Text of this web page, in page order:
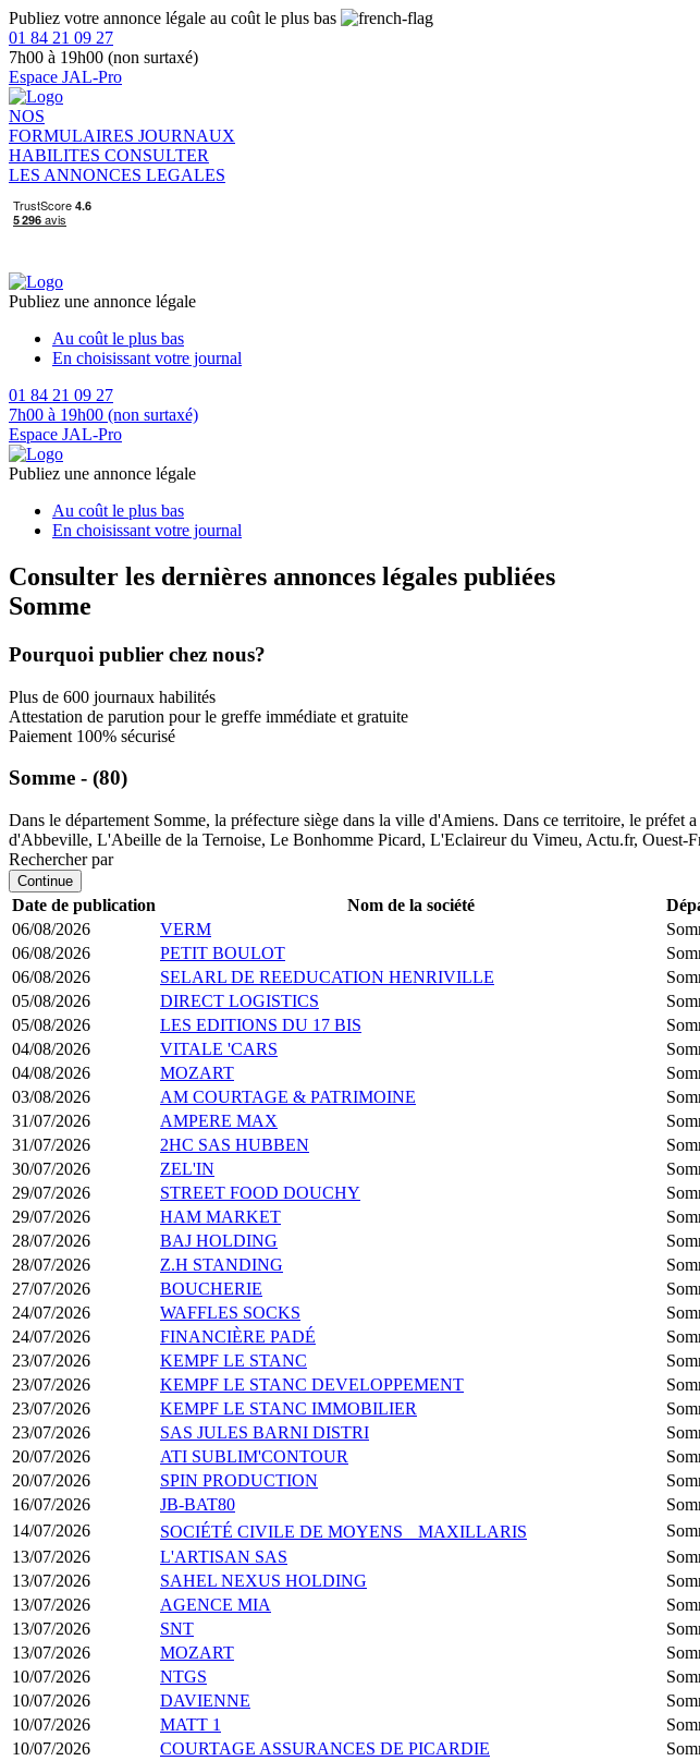
Publiez votre annonce légale au coût le plus bas
01 84 21 09 27
7h00 à 19h00 (non surtaxé)
Espace JAL-Pro
NOS
FORMULAIRES JOURNAUX
HABILITES CONSULTER
LES ANNONCES LEGALES
Publiez une annonce légale
Au coût le plus bas
En choisissant votre journal
01 84 21 09 27
7h00 à 19h00 (non surtaxé)
Espace JAL-Pro
Publiez une annonce légale
Au coût le plus bas
En choisissant votre journal
Consulter les dernières annonces légales publiées
Somme
Pourquoi publier chez nous?
Plus de 600 journaux habilités
Attestation de parution pour le greffe immédiate et gratuite
Paiement 100% sécurisé
Somme - (80)
Dans le département Somme, la préfecture siège dans la ville d'Amiens. Dans ce territoire, le
d'Abbeville, L'Abeille de la Ternoise, Le Bonhomme Picard, L'Eclaireur du Vimeu, Actu.fr, Ouest-
Rechercher par
Continue
Date de publication Nom de la société
06/08/2026
VERM
06/08/2026
PETIT BOULOT
06/08/2026
SELARL DE REEDUCATION HENRIVILLE
05/08/2026
DIRECT LOGISTICS
05/08/2026
LES EDITIONS DU 17 BIS
04/08/2026
VITALE 'CARS
04/08/2026
MOZART
03/08/2026
AM COURTAGE & PATRIMOINE
31/07/2026
AMPERE MAX
31/07/2026
2HC SAS HUBBEN
30/07/2026
ZEL'IN
29/07/2026
STREET FOOD DOUCHY
29/07/2026
HAM MARKET
28/07/2026
BAJ HOLDING
28/07/2026
Z.H STANDING
27/07/2026
BOUCHERIE
24/07/2026
WAFFLES SOCKS
24/07/2026
FINANCIÈRE PADÉ
23/07/2026
KEMPF LE STANC
23/07/2026
KEMPF LE STANC DEVELOPPEMENT
23/07/2026
KEMPF LE STANC IMMOBILIER
23/07/2026
SAS JULES BARNI DISTRI
20/07/2026
ATI SUBLIM'CONTOUR
20/07/2026
SPIN PRODUCTION
16/07/2026
JB-BAT80
14/07/2026
SOCIÉTÉ CIVILE DE MOYENS MAXILLARIS
13/07/2026
L'ARTISAN SAS
13/07/2026
SAHEL NEXUS HOLDING
13/07/2026
AGENCE MIA
13/07/2026
SNT
13/07/2026
MOZART
10/07/2026
NTGS
10/07/2026
DAVIENNE
10/07/2026
MATT 1
10/07/2026
COURTAGE ASSURANCES DE PICARDIE